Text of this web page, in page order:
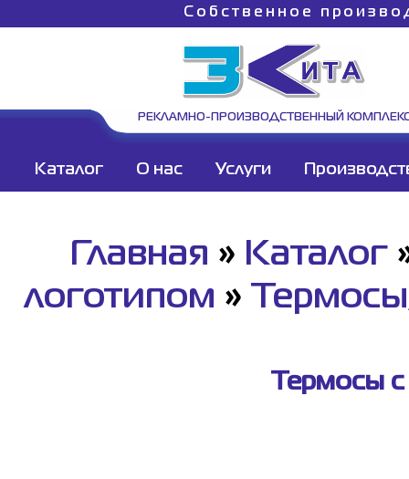
Собственное
РЕКЛАМНО-ПРОИЗВОДСТВЕННЫЙ
Каталог О нас Услуги
Главная » Каталог
логотипом »
Термосы